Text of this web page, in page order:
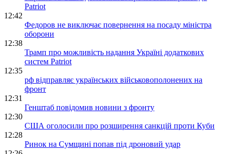
Patriot
12:42
Федоров не виключає повернення на посаду міністра
оборони
12:38
Трамп про можливість надання Україні додаткових
систем Patriot
12:35
рф відправляє українських військовополонених на
фронт
12:31
Генштаб повідомив новини з фронту
12:30
США оголосили про розширення санкцій проти Куби
12:28
Ринок на Сумщині попав під дроновий удар